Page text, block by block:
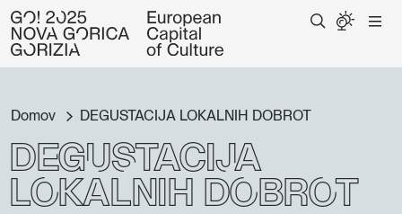
Domov DEGUSTACIJA LOKALNIH DOBROT
DEGUSTACIJA
LOKALNIH DOBROT